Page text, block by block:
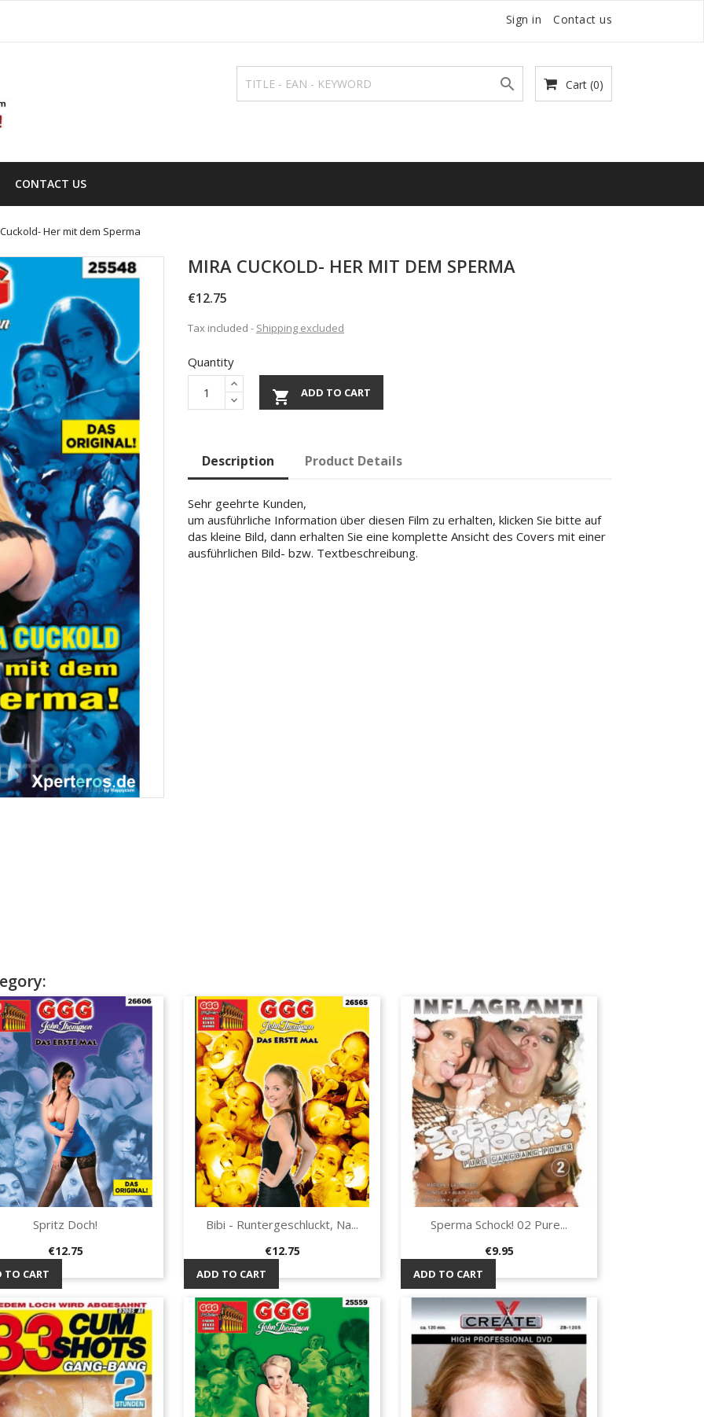
Sign in Contact us
Cart (0)

CONTACT US
Her mit dem Sperma
MIRA CUCKOLD- HER MIT DEM SPERMA
€12.75
Tax included Shipping excluded
Quantity
 ADD TO CART
Description Product Details
Sehr geehrte Kunden,
um ausführliche Information über diesen Film zu erhalten, klicken Sie bitte auf
das kleine Bild, dann erhalten Sie eine komplette Ansicht des Covers mit einer
ausführlichen Bild- bzw. Textbeschreibung.
Quick view
Spritz Doch!
Price
€12.75
TO CART
Quick view
Bibi - Runtergeschluckt, Na...
Price
€12.75
ADD TO CART
 Quick view
Sperma Schock! 02 Pure...
Price
€9.95
ADD TO CART